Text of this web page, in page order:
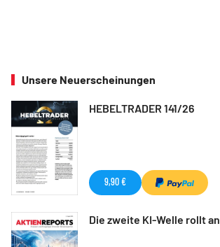
Unsere Neuerscheinungen
HEBELTRADER 141/26
9,90 €
Die zweite KI-Welle rollt an